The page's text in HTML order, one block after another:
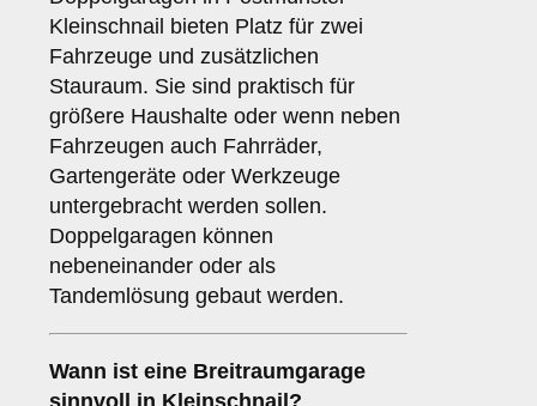
Kleinschnail bieten Platz für zwei
Fahrzeuge und zusätzlichen
Stauraum. Sie sind praktisch für
größere Haushalte oder wenn neben
Fahrzeugen auch Fahrräder,
Gartengeräte oder Werkzeuge
untergebracht werden sollen.
Doppelgaragen können
nebeneinander oder als
Tandemlösung gebaut werden.
Wann ist eine Breitraumgarage